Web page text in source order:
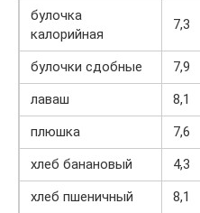
булочка
калорийная
7,3
булочки сдобные 7,9
лаваш
8,1
плюшка
7,6
хлеб банановый
4,3
хлеб пшеничный
8,1